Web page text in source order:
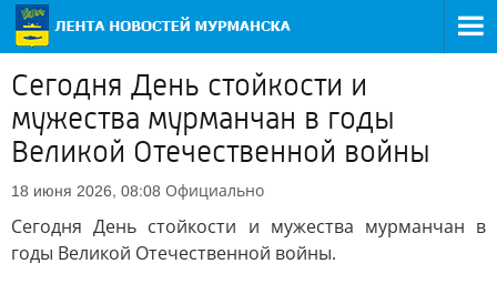
Сегодня День стойкости и
мужества мурманчан в годы
Великой Отечественной войны
18 июня 2026, 08:08 Официально
Сегодня День стойкости и мужества мурманчан в
годы Великой Отечественной войны.